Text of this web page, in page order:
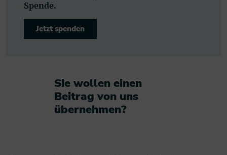
Spende.
Jetzt spenden
Sie wollen einen
Beitrag von uns
übernehmen?​